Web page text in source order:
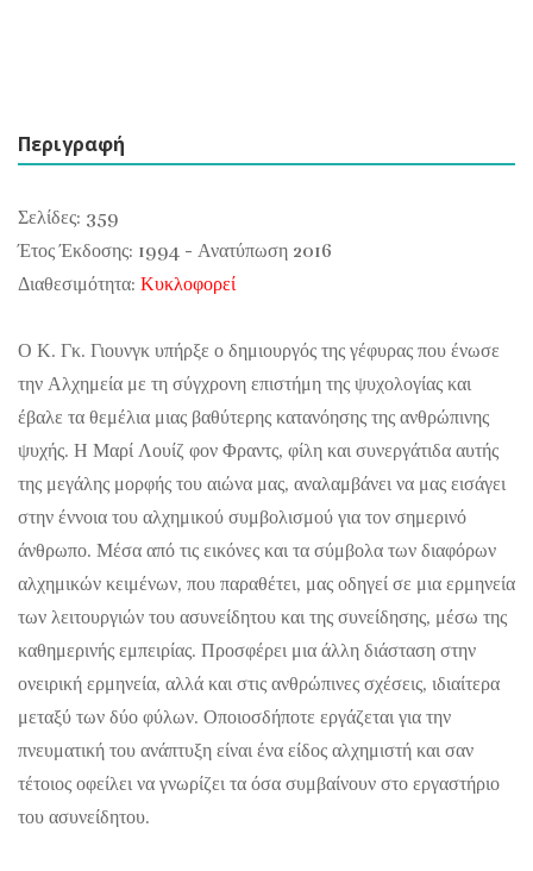
Περιγραφή
Σελίδες: 359
Έτος Έκδοσης: 1994 - Ανατύπωση 2016
Διαθεσιμότητα: Κυκλοφορεί
Ο Κ. Γκ. Γιουνγκ υπήρξε ο δημιουργός της γέφυρας που ένωσε
την Αλχημεία με τη σύγχρονη επιστήμη της ψυχολογίας και
έβαλε τα θεμέλια μιας βαθύτερης κατανόησης της ανθρώπινης
ψυχής. Η Μαρί Λουίζ φον Φραντς, φίλη και συνεργάτιδα αυτής
της μεγάλης μορφής του αιώνα μας, αναλαμβάνει να μας εισάγει
στην έννοια του αλχημικού συμβολισμού για τον σημερινό
άνθρωπο. Μέσα από τις εικόνες και τα σύμβολα των διαφόρων
αλχημικών κειμένων, που παραθέτει, μας οδηγεί σε μια ερμηνεία
των λειτουργιών του ασυνείδητου και της συνείδησης, μέσω της
καθημερινής εμπειρίας. Προσφέρει μια άλλη διάσταση στην
ονειρική ερμηνεία, αλλά και στις ανθρώπινες σχέσεις, ιδιαίτερα
μεταξύ των δύο φύλων. Οποιοσδήποτε εργάζεται για την
πνευματική του ανάπτυξη είναι ένα είδος αλχημιστή και σαν
τέτοιος οφείλει να γνωρίζει τα όσα συμβαίνουν στο εργαστήριο
του ασυνείδητου.